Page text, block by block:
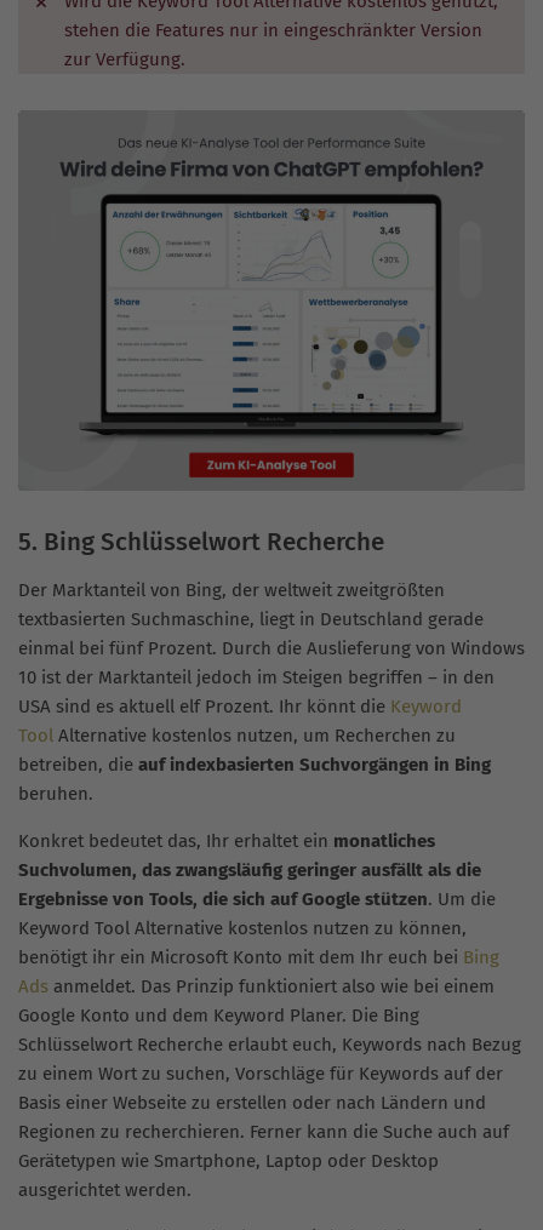
stehen die Features nur in eingeschränkter Version
zur Verfügung.
5. Bing Schlüsselwort Recherche
Der Marktanteil von Bing, der weltweit zweitgrößten
textbasierten Suchmaschine, liegt in Deutschland gerade
einmal bei fünf Prozent. Durch die Auslieferung von Windows
10 ist der Marktanteil jedoch im Steigen begriffen – in den
USA sind es aktuell elf Prozent. Ihr könnt die Keyword
Tool Alternative kostenlos nutzen, um Recherchen zu
betreiben, die auf indexbasierten Suchvorgängen in Bing
beruhen.
Konkret bedeutet das, Ihr erhaltet ein monatliches
Suchvolumen, das zwangsläufig geringer ausfällt als die
Ergebnisse von Tools, die sich auf Google stützen. Um die
Keyword Tool Alternative kostenlos nutzen zu können,
benötigt ihr ein Microsoft Konto mit dem Ihr euch bei Bing
Ads anmeldet. Das Prinzip funktioniert also wie bei einem
Google Konto und dem Keyword Planer. Die Bing
Schlüsselwort Recherche erlaubt euch, Keywords nach Bezug
zu einem Wort zu suchen, Vorschläge für Keywords auf der
Basis einer Webseite zu erstellen oder nach Ländern und
Regionen zu recherchieren. Ferner kann die Suche auch auf
Gerätetypen wie Smartphone, Laptop oder Desktop
ausgerichtet werden.